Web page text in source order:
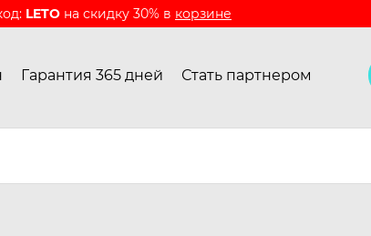
LETO на скидку 30% в корзине
Гарантия 365 дней Стать партнером